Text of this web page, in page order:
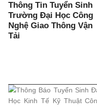
Thông Tin Tuyển Sinh
Trường Đại Học Công
Nghệ Giao Thông Vận
Tải